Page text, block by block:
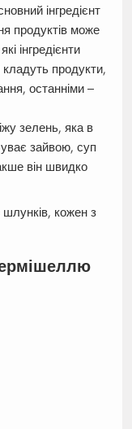
інгредієнт
продуктів може
інгредієнти
продукти,
останніми –
зелень, яка в
зайвою, суп
він швидко
шлунків, кожен з